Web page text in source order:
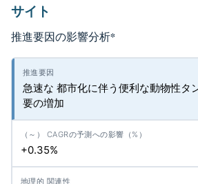
サイト
推進要因の影響分析*
急速な 都市化に伴う便利な動物性タ
要の増加
+0.35%